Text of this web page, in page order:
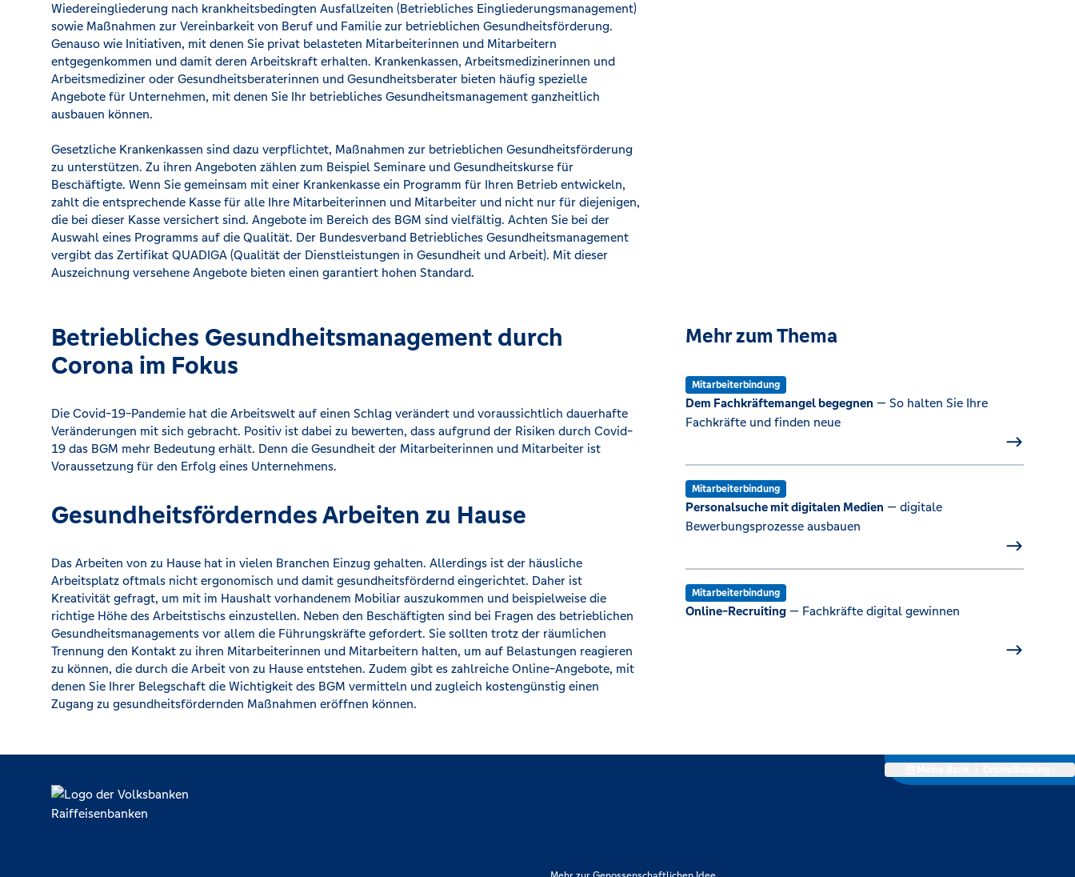
Wiedereingliederung nach krankheitsbedingten Ausfallzeiten (Betriebliches Eingliederungsmanagement)
sowie Maßnahmen zur Vereinbarkeit von Beruf und Familie zur betrieblichen Gesundheitsförderung.
Genauso wie Initiativen, mit denen Sie privat belasteten Mitarbeiterinnen und Mitarbeitern
entgegenkommen und damit deren Arbeitskraft erhalten. Krankenkassen, Arbeitsmedizinerinnen und
Arbeitsmediziner oder Gesundheitsberaterinnen und Gesundheitsberater bieten häufig spezielle
Angebote für Unternehmen, mit denen Sie Ihr betriebliches Gesundheitsmanagement ganzheitlich
ausbauen können.
Gesetzliche Krankenkassen sind dazu verpflichtet, Maßnahmen zur betrieblichen Gesundheitsförderung
zu unterstützen. Zu ihren Angeboten zählen zum Beispiel Seminare und Gesundheitskurse für
Beschäftigte. Wenn Sie gemeinsam mit einer Krankenkasse ein Programm für Ihren Betrieb entwickeln,
zahlt die entsprechende Kasse für alle Ihre Mitarbeiterinnen und Mitarbeiter und nicht nur für diejenigen,
die bei dieser Kasse versichert sind. Angebote im Bereich des BGM sind vielfältig. Achten Sie bei der
Auswahl eines Programms auf die Qualität. Der Bundesverband Betriebliches Gesundheitsmanagement
vergibt das Zertifikat QUADIGA (Qualität der Dienstleistungen in Gesundheit und Arbeit). Mit dieser
Auszeichnung versehene Angebote bieten einen garantiert hohen Standard.
Betriebliches Gesundheitsmanagement durch
Corona im Fokus
Die Covid-19-Pandemie hat die Arbeitswelt auf einen Schlag verändert und voraussichtlich dauerhafte
Veränderungen mit sich gebracht. Positiv ist dabei zu bewerten, dass aufgrund der Risiken durch Covid-
19 das BGM mehr Bedeutung erhält. Denn die Gesundheit der Mitarbeiterinnen und Mitarbeiter ist
Voraussetzung für den Erfolg eines Unternehmens.
Gesundheitsförderndes Arbeiten zu Hause
Das Arbeiten von zu Hause hat in vielen Branchen Einzug gehalten. Allerdings ist der häusliche
Arbeitsplatz oftmals nicht ergonomisch und damit gesundheitsfördernd eingerichtet. Daher ist
Kreativität gefragt, um mit im Haushalt vorhandenem Mobiliar auszukommen und beispielweise die
richtige Höhe des Arbeitstischs einzustellen. Neben den Beschäftigten sind bei Fragen des betrieblichen
Gesundheitsmanagements vor allem die Führungskräfte gefordert. Sie sollten trotz der räumlichen
Trennung den Kontakt zu ihren Mitarbeiterinnen und Mitarbeitern halten, um auf Belastungen reagieren
zu können, die durch die Arbeit von zu Hause entstehen. Zudem gibt es zahlreiche Online-Angebote, mit
denen Sie Ihrer Belegschaft die Wichtigkeit des BGM vermitteln und zugleich kostengünstig einen
Zugang zu gesundheitsfördernden Maßnahmen eröffnen können.
Mehr zum Thema
Mitarbeiterbindung
Dem Fachkräftemangel begegnen — So halten Sie Ihre
Fachkräfte und finden neue
Mitarbeiterbindung
Personalsuche mit digitalen Medien — digitale
Bewerbungsprozesse ausbauen
Mitarbeiterbindung
Online-Recruiting— Fachkräfte digital gewinnen